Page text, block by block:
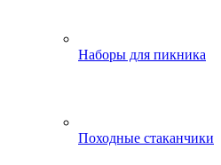
Наборы для пикника
Походные стаканчики